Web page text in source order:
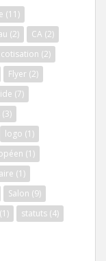
(11)
(2) CA (2)
cotisation (2)
Flyer (2)
(7)
(3)
logo (1)
(1)
(1)
Salon (9)
(1) statuts (4)